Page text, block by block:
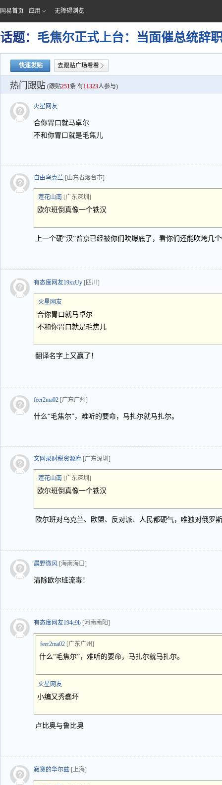
网易首页 应用 无障碍浏览
话题： 毛焦尔正式上台：当面催总统辞
快速发贴 去跟贴广场看看
热门跟贴 (跟贴251条 有11323人参与)
火星网友
合你胃口就马卓尔
不和你胃口就是毛焦儿
自由乌克兰 [山东省烟台市]
莲花山南 [广东深圳]
欧尔班倒真像一个铁汉
上一个硬“汉”普京已经被你们吹爆底了，看你们还能吹垮几
有态度网友19xzUy [四川]
火星网友
合你胃口就马卓尔
不和你胃口就是毛焦儿
翻译名字上又赢了！
feer2ma02 [广东广州]
什么“毛焦尔”，难听的要命，马扎尔就马扎尔。
文网录财税资源库 [广东深圳]
莲花山南 [广东深圳]
欧尔班倒真像一个铁汉
欧尔班对乌克兰、欧盟、反对派、人民都硬气，唯独对俄罗
晨野微风 [海南海口]
清除欧尔班流毒！
有态度网友194c9b [河南南阳]
feer2ma02 [广东广州]
什么“毛焦尔”，难听的要命，马扎尔就马扎尔。
火星网友
小编又秀蠢坏
卢比奥与鲁比奥
寂寞的华尔兹 [上海]